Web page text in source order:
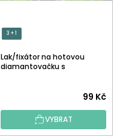
3 + 1
Lak/fixátor na hotovou
diamantovačku s
hodnocení
produktu
99 Kč
VYBRAT